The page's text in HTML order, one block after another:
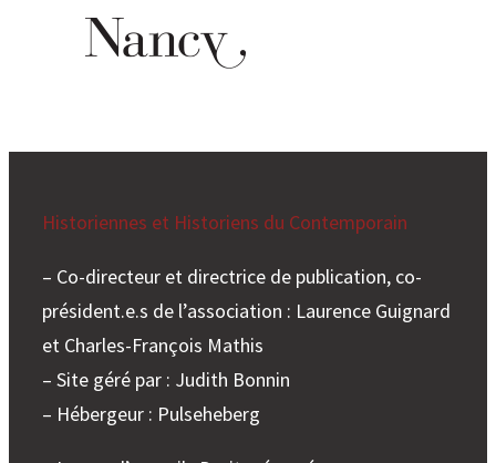
Historiennes et Historiens du Contemporain
– Co-directeur et directrice de publication, co-
président.e.s de l’association : Laurence Guignard
et Charles-François Mathis
– Site géré par : Judith Bonnin
– Hébergeur : Pulseheberg